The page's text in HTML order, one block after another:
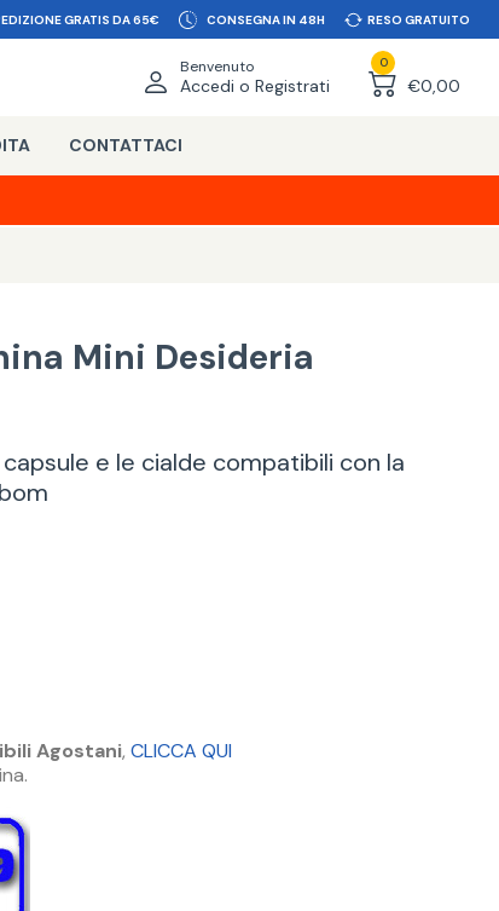
GRATIS DA 65€ CONSEGNA IN 48H RESO GRATUITO
Benvenuto
Accedi o Registrati
0
€0,00
CONTATTACI
Mini Desideria
e le cialde compatibili con la
Agostani, CLICCA QUI